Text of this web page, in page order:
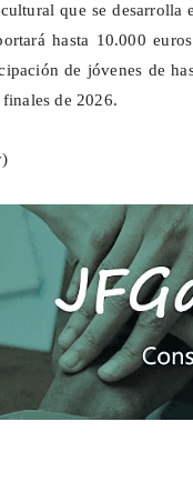
que se
hasta 10.000
de jóvenes de
de 2026.